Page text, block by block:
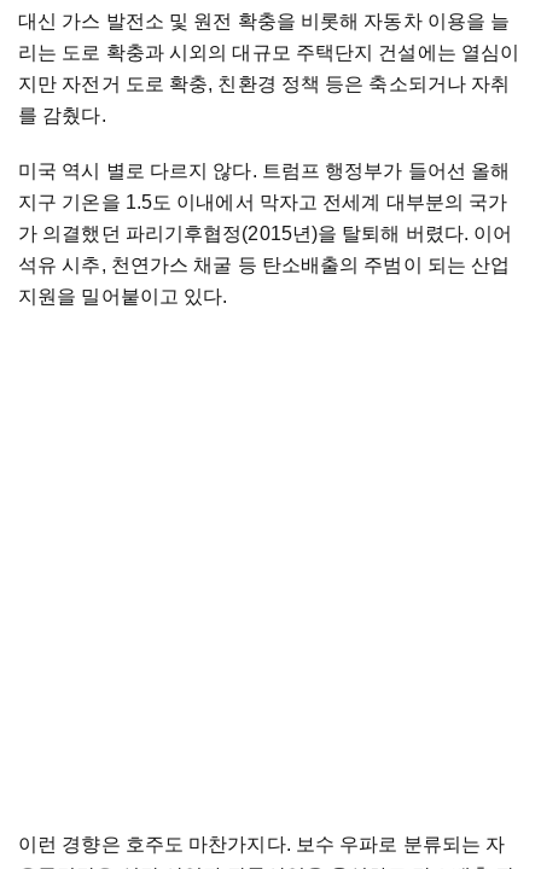
대신 가스 발전소 및 원전 확충을 비롯해 자동차 이용을 늘
리는 도로 확충과 시외의 대규모 주택단지 건설에는 열심이
지만 자전거 도로 확충, 친환경 정책 등은 축소되거나 자취
를 감췄다.
미국 역시 별로 다르지 않다. 트럼프 행정부가 들어선 올해
지구 기온을 1.5도 이내에서 막자고 전세계 대부분의 국가
가 의결했던 파리기후협정(2015년)을 탈퇴해 버렸다. 이어
석유 시추, 천연가스 채굴 등 탄소배출의 주범이 되는 산업
지원을 밀어붙이고 있다.
이런 경향은 호주도 마찬가지다. 보수 우파로 분류되는 자